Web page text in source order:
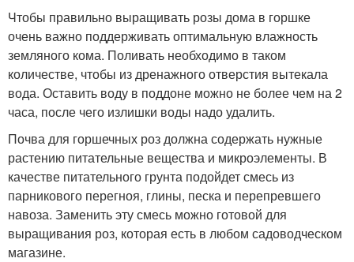
Чтобы правильно выращивать розы дома в горшке
очень важно поддерживать оптимальную влажность
земляного кома. Поливать необходимо в таком
количестве, чтобы из дренажного отверстия вытекала
вода. Оставить воду в поддоне можно не более чем на 2
часа, после чего излишки воды надо удалить.
Почва для горшечных роз должна содержать нужные
растению питательные вещества и микроэлементы. В
качестве питательного грунта подойдет смесь из
парникового перегноя, глины, песка и перепревшего
навоза. Заменить эту смесь можно готовой для
выращивания роз, которая есть в любом садоводческом
магазине.